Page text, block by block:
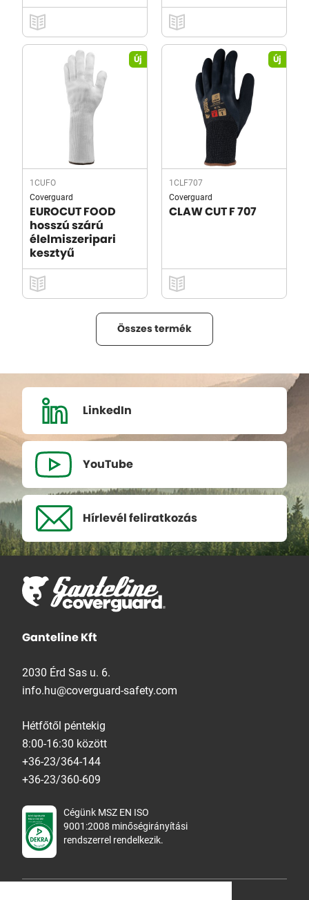
Új
1CUFO
Coverguard
EUROCUT FOOD
hosszú szárú
élelmiszeripari
kesztyű
Új
1CLF707
Coverguard
CLAW CUT F 707
Összes termék
LinkedIn
YouTube
Hírlevél feliratkozás
Ganteline Kft
2030 Érd Sas u. 6.
info.hu@coverguard-safety.com
Hétfőtől péntekig
8:00-16:30 között
+36-23/364-144
+36-23/360-609
Cégünk MSZ EN ISO
9001:2008 minőségirányítási
rendszerrel rendelkezik.